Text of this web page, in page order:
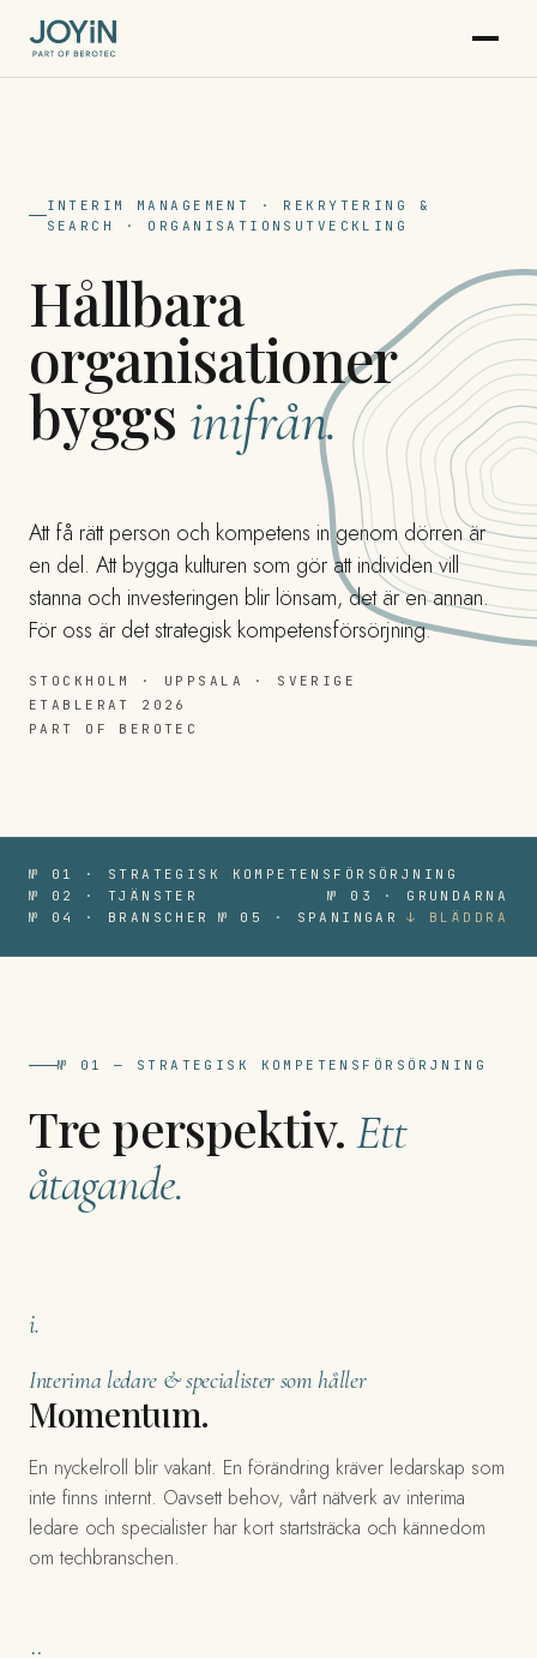
INTERIM MANAGEMENT · REKRYTERING &
SEARCH · ORGANISATIONSUTVECKLING
Hållbara
organisationer
byggs inifrån.
Att få rätt person och kompetens in genom dörren är
en del. Att bygga kulturen som gör att individen vill
stanna och investeringen blir lönsam, det är en annan.
För oss är det strategisk kompetensförsörjning.
STOCKHOLM · UPPSALA · SVERIGE
ETABLERAT 2026
PART OF BEROTEC
№ 01 · STRATEGISK KOMPETENSFÖRSÖRJNING
№ 02 · TJÄNSTER
№ 03 · GRUNDARNA
№ 04 · BRANSCHER
№ 05 · SPANINGAR ↓ BLÄDDRA
№ 01 — STRATEGISK KOMPETENSFÖRSÖRJNING
Tre perspektiv. Ett
åtagande.
i.
Interima ledare & specialister som håller
Momentum.
En nyckelroll blir vakant. En förändring kräver ledarskap som
inte finns internt. Oavsett behov, vårt nätverk av interima
ledare och specialister har kort startsträcka och kännedom
om techbranschen.